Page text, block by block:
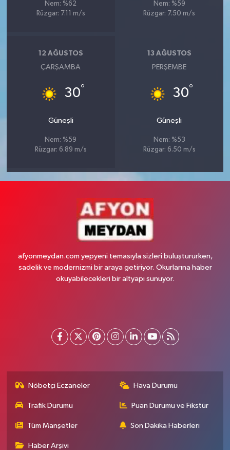
Nem: %62
Rüzgar: 7.11 m/s
Nem: %59
Rüzgar: 7.50 m/s
12 AĞUSTOS
ÇARŞAMBA
30°
Güneşli
Nem: %59
Rüzgar: 6.89 m/s
13 AĞUSTOS
PERŞEMBE
30°
Güneşli
Nem: %53
Rüzgar: 6.50 m/s
afyonmeydan.com yepyeni temasıyla sizleri buluştururken,
sadelik ve modernizmi bir araya getiriyor. Okurlarına haber
okuyabilecekleri bir altyapı sunuyor.
Nöbetçi Eczaneler Hava Durumu
Trafik Durumu Puan Durumu ve Fikstür
Tüm Manşetler Son Dakika Haberleri
Haber Arşivi